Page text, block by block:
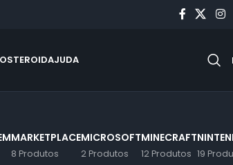
AJUDA
MARKETPLACE
8 Produtos
MICROSOFT
2 Produtos
MINECRAFT
12 Produtos 19